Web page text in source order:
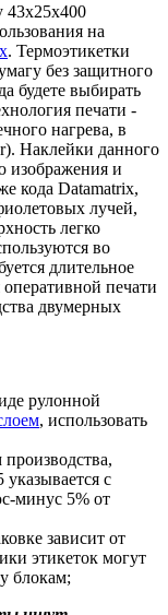
на
. Термоэтикетки
без защитного
будете выбирать
печати -
нагрева, в
Наклейки данного
изображения и
кода Datamatrix,
лучей,
легко
во
длительное
печати
двумерных
рулонной
, использовать
указывается с
минус 5% от
зависит от
этикеток могут
блокам;